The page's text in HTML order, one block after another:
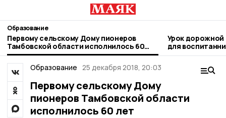
Образование
Первому сельскому Дому пионеров
Тамбовской области исполнилось 60
лет
Урок дорожной
для
«Родничок»
Образование 25 декабря 2018, 20:03
Первому сельскому Дому
пионеров Тамбовской области
исполнилось 60 лет